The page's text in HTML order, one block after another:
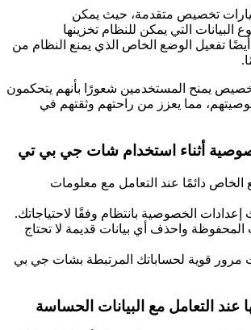
خيارات تخصيص متقدمة، حيث يمكن
البيانات التي يمكن للنظام تخزينها
تفعيل الوضع الخاص الذي يمنع النظام من
يمنح المستخدمين شعورًا بأنهم يتحكمون
مما يعزز من راحتهم وثقتهم في
أثناء استخدام شات جي بي تي
الخاص دائمًا عند التعامل مع معلومات
الخصوصية بانتظام وفقًا لاحتياجاتك.
واحذف أي بيانات قديمة لا تحتاج
مرور قوية لحساباتك المرتبطة بشات جي بي
عند التعامل مع البيانات الحساسة